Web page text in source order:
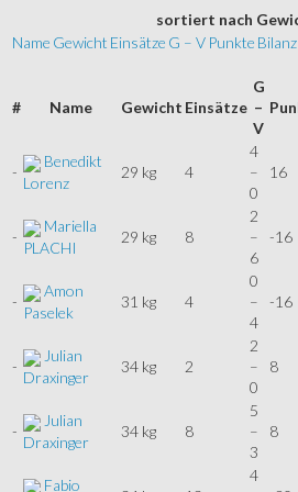
sortiert nach
Name Gewicht Einsätze G – V Punkte Bilanz
# Name Gewicht Einsätze
G
–
V
-
Benedikt
Lorenz
29 kg 4
4
–
0
16
-
Mariella
PLACHI
29 kg 8
2
–
6
-16
-
Amon
Paselek
31 kg 4
0
–
4
-16
-
Julian
Draxinger
34 kg 2
2
–
0
8
-
Julian
Draxinger
34 kg 8
5
–
3
8
Fabio
4